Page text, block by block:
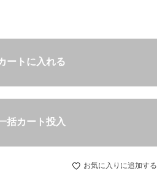
ートに入れる
括カート投入
お気に入りに追加する